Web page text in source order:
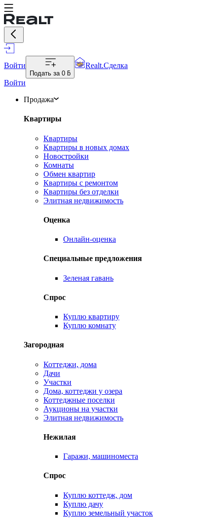
Войти
Подать за 0 ƃ
Realt.Сделка
Войти
Продажа
Квартиры
Квартиры
Квартиры в новых домах
Новостройки
Комнаты
Обмен квартир
Квартиры с ремонтом
Квартиры без отделки
Элитная недвижимость
Оценка
Онлайн-оценка
Специальные предложения
Зеленая гавань
Спрос
Куплю квартиру
Куплю комнату
Загородная
Коттеджи, дома
Дачи
Участки
Дома, коттеджи у озера
Коттеджные поселки
Аукционы на участки
Элитная недвижимость
Нежилая
Гаражи, машиноместа
Спрос
Куплю коттедж, дом
Куплю дачу
Куплю земельный участок